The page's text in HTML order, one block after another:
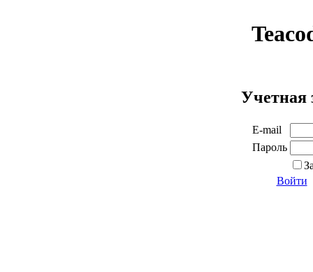
Учетная
E-mail
Пароль
Войти